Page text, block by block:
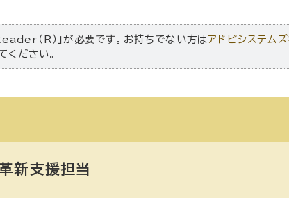
（R）」が必要です。お持ちでない方はアドビシステム
ください。
新支援担当